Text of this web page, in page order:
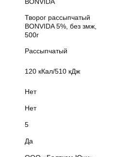
Творог рассыпчатый
BONVIDA 5%, без змж,
500г
Рассыпчатый
120 кКал/510 кДж
Нет
Нет
5
Да